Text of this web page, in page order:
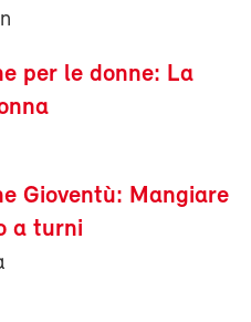
per le donne: La
Gioventù: Mangiare
a turni